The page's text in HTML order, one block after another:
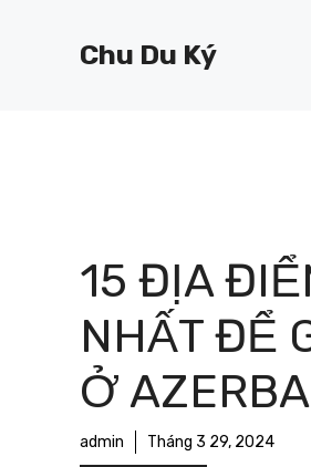
Chu Du Ký
15 ĐỊA
NHẤT ĐỂ
Ở
admin Tháng 3 29, 2024